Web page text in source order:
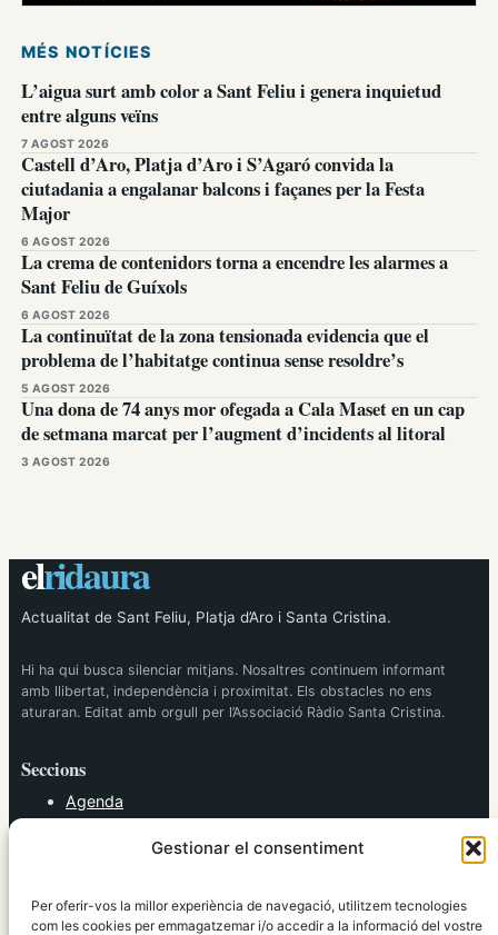
Gestionar el consentiment
Per oferir-vos la millor experiència de navegació, utilitzem tecnologies
com les cookies per emmagatzemar i/o accedir a la informació del vostre
MÉS NOTÍCIES
L’aigua surt amb color a Sant Feliu i genera inquietud
entre alguns veïns
7 AGOST 2026
Castell d’Aro, Platja d’Aro i S’Agaró convida la
ciutadania a engalanar balcons i façanes per la Festa
Major
6 AGOST 2026
La crema de contenidors torna a encendre les alarmes a
Sant Feliu de Guíxols
6 AGOST 2026
La continuïtat de la zona tensionada evidencia que el
problema de l’habitatge continua sense resoldre’s
5 AGOST 2026
Una dona de 74 anys mor ofegada a Cala Maset en un cap
de setmana marcat per l’augment d’incidents al litoral
3 AGOST 2026
elridaura
Actualitat de Sant Feliu, Platja d’Aro i Santa Cristina.
Hi ha qui busca silenciar mitjans. Nosaltres continuem informant
amb llibertat, independència i proximitat. Els obstacles no ens
aturaran. Editat amb orgull per l’Associació Ràdio Santa Cristina.
Seccions
Agenda
Política
Societat